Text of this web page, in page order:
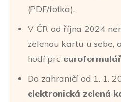
(PDF/fotka).
V ČR od října 2024
zelenou kartu u sebe,
hodí pro euroformulář
Do zahraničí od 1. 1.
elektronická zelená